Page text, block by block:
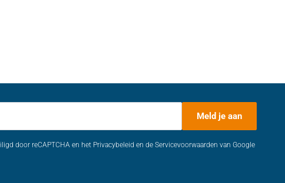
Meld je aan
door reCAPTCHA en het Privacybeleid en de Servicevoorwaarden van Google